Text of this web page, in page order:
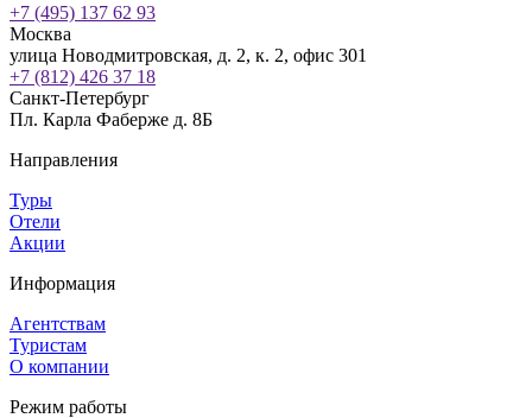
+7 (495) 137 62 93
Москва
улица Новодмитровская, д. 2, к. 2, офис 301
+7 (812) 426 37 18
Санкт-Петербург
Пл. Карла Фаберже д. 8Б
Направления
Туры
Отели
Акции
Информация
Агентствам
Туристам
О компании
Режим работы